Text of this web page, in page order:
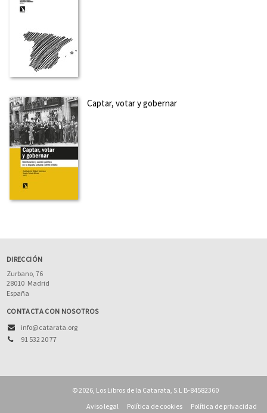
Captar, votar y gobernar
DIRECCIÓN
Zurbano, 76
28010 Madrid
España
CONTACTA CON NOSOTROS
info@catarata.org
91 532 20 77
© 2026, Los Libros de la Catarata, S.L B-84582360
Aviso legal
Política de cookies Política de privacidad